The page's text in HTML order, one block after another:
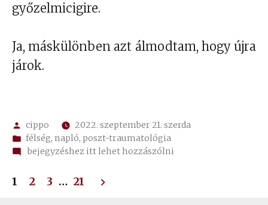
győzelmicigire.
Ja, máskülönben azt álmodtam, hogy újra
járok.
Szerző:
cippo
2022. szeptember 21. szerda
Kategória:
félség,napló,poszt-traumatológia
on
jő,
bejegyzéshez itt lehet hozzászólni
Bejegyzések
1 2 3 … 21